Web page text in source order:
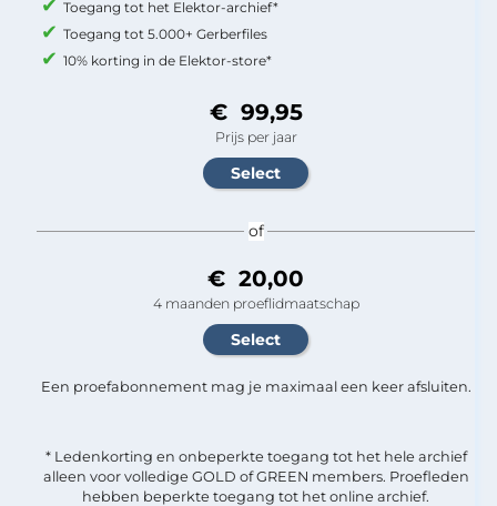
Toegang tot het Elektor-archief*
Toegang tot 5.000+ Gerberfiles
10% korting in de Elektor-store*
€ 99,95
Prijs per jaar
of
€ 20,00
4 maanden proeflidmaatschap
Een proefabonnement mag je maximaal een keer afsluiten.
* Ledenkorting en onbeperkte toegang tot het hele archief
alleen voor volledige GOLD of GREEN members. Proefleden
hebben beperkte toegang tot het online archief.